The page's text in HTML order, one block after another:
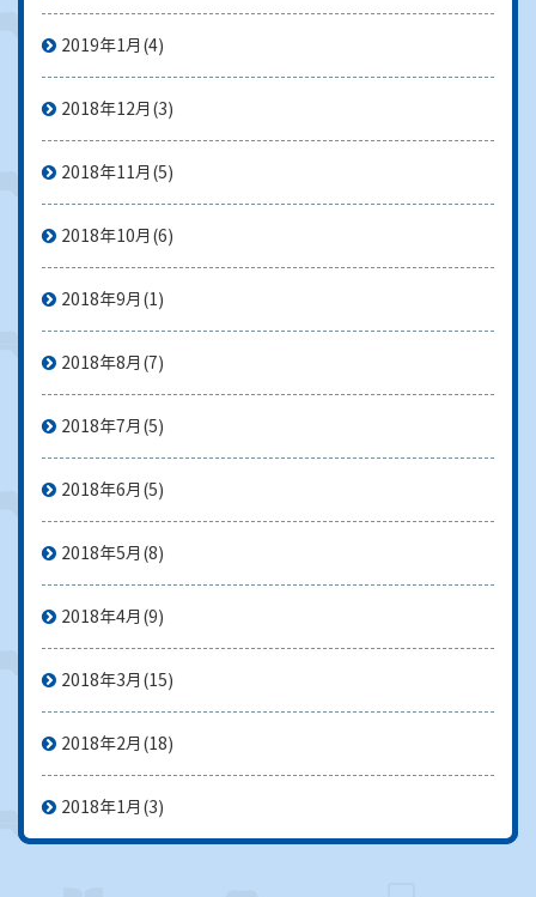
2019年1月 (4)
2018年12月 (3)
2018年11月 (5)
2018年10月 (6)
2018年9月 (1)
2018年8月 (7)
2018年7月 (5)
2018年6月 (5)
2018年5月 (8)
2018年4月 (9)
2018年3月 (15)
2018年2月 (18)
2018年1月 (3)